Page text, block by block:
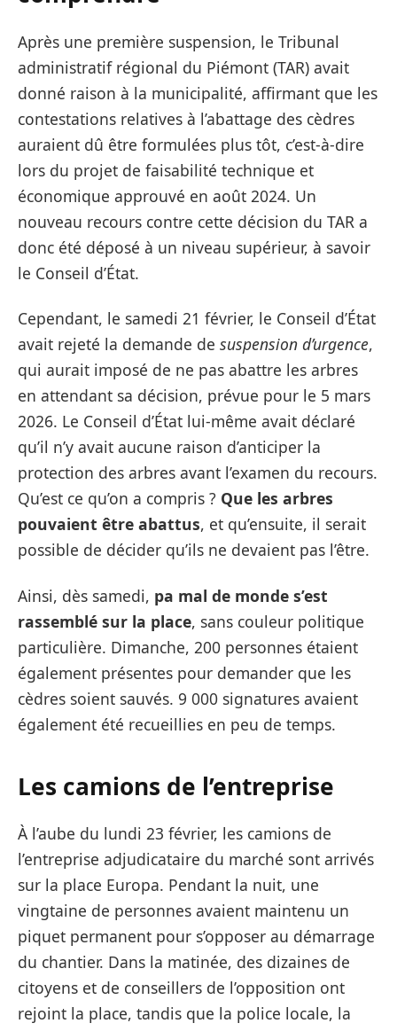
Après une première suspension, le Tribunal
administratif régional du Piémont (TAR) avait
donné raison à la municipalité, affirmant que les
contestations relatives à l’abattage des cèdres
auraient dû être formulées plus tôt, c’est-à-dire
lors du projet de faisabilité technique et
économique approuvé en août 2024. Un
nouveau recours contre cette décision du TAR a
donc été déposé à un niveau supérieur, à savoir
le Conseil d’État.
Cependant, le samedi 21 février, le Conseil d’État
avait rejeté la demande de suspension d’urgence,
qui aurait imposé de ne pas abattre les arbres
en attendant sa décision, prévue pour le 5 mars
2026. Le Conseil d’État lui-même avait déclaré
qu’il n’y avait aucune raison d’anticiper la
protection des arbres avant l’examen du recours.
Qu’est ce qu’on a compris ? Que les arbres
pouvaient être abattus, et qu’ensuite, il serait
possible de décider qu’ils ne devaient pas l’être.
Ainsi, dès samedi, pa mal de monde s’est
rassemblé sur la place, sans couleur politique
particulière. Dimanche, 200 personnes étaient
également présentes pour demander que les
cèdres soient sauvés. 9 000 signatures avaient
également été recueillies en peu de temps.
Les camions de l’entreprise
À l’aube du lundi 23 février, les camions de
l’entreprise adjudicataire du marché sont arrivés
sur la place Europa. Pendant la nuit, une
vingtaine de personnes avaient maintenu un
piquet permanent pour s’opposer au démarrage
du chantier. Dans la matinée, des dizaines de
citoyens et de conseillers de l’opposition ont
rejoint la place, tandis que la police locale, la